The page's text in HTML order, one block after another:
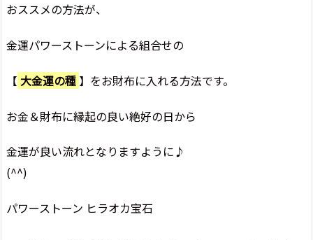
おススメの方法が、
金運パワーストーンによる組合せの
【 大金運の種 】をお財布に入れる方法です。
お金＆財布に縁起の良い絶好の日から
金運が良い流れとなりますように♪
(^^)
パワーストーン ヒラオカ宝石